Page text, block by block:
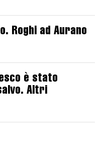
Roghi ad Aurano
è stato
Altri